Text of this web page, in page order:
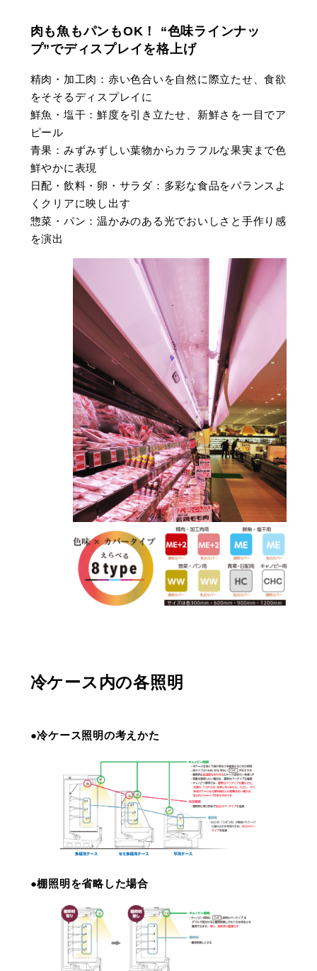
肉も魚もパンもOK！ “色味ラインナッ
プ”でディスプレイを格上げ
精肉・加工肉：赤い色合いを自然に際立たせ、食欲
をそそるディスプレイに
鮮魚・塩干：鮮度を引き立たせ、新鮮さを一目でア
ピール
青果：みずみずしい葉物からカラフルな果実まで色
鮮やかに表現
日配・飲料・卵・サラダ：多彩な食品をバランスよ
くクリアに映し出す
惣菜・パン：温かみのある光でおいしさと手作り感
を演出
冷ケース内の各照明
●冷ケース照明の考えかた
●棚照明を省略した場合